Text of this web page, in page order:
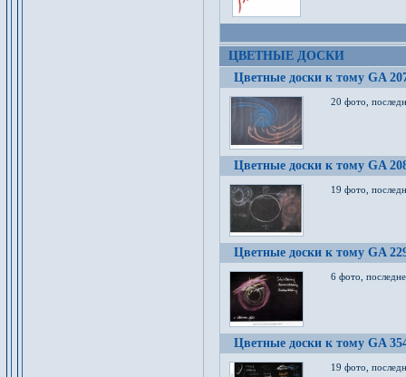
ЦВЕТНЫЕ ДОСКИ
Цветные доски к тому GA
20 фото,
Цветные доски к тому GA
19 фото,
Цветные доски к тому GA
6 фото,
Цветные доски к тому GA
19 фото,